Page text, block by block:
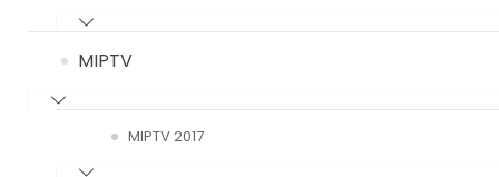
MIPTV
MIPTV 2017